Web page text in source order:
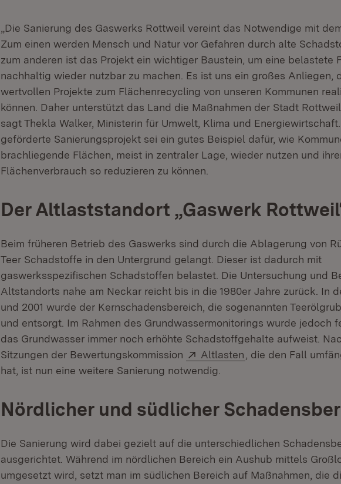
„Die Sanierung des Gaswerks Rottweil vereint das Notwendige mit
Zum einen werden Mensch und Natur vor Gefahren durch alte
zum anderen ist das Projekt ein wichtiger Baustein, um eine belastete
nachhaltig wieder nutzbar zu machen. Es ist uns ein großes Anliegen,
wertvollen Projekte zum Flächenrecycling von unseren Kommunen
können. Daher unterstützt das Land die Maßnahmen der Stadt Rottweil
sagt Thekla Walker, Ministerin für Umwelt, Klima und
geförderte Sanierungsprojekt sei ein gutes Beispiel dafür, wie
brachliegende Flächen, meist in zentraler Lage, wieder nutzen und
Flächenverbrauch so reduzieren zu können.
Der Altlaststandort „Gaswerk
Beim früheren Betrieb des Gaswerks sind durch die Ablagerung von
Teer Schadstoffe in den Untergrund gelangt. Dieser ist dadurch mit
gaswerksspezifischen Schadstoffen belastet. Die Untersuchung und
Altstandorts nahe am Neckar reicht bis in die 1980er Jahre zurück. In
und 2001 wurde der Kernschadensbereich, die sogenannten
und entsorgt. Im Rahmen des Grundwassermonitorings wurde jedoch
das Grundwasser immer noch erhöhte Schadstoffgehalte aufweist.
Sitzungen der Bewertungskommission
Extern:
Altlasten (Öffnet in neuem
, die den Fall
hat, ist nun eine weitere Sanierung notwendig.
Nördlicher und südlicher
Die Sanierung wird dabei gezielt auf die unterschiedlichen
ausgerichtet. Während im nördlichen Bereich ein Aushub mittels
umgesetzt wird, setzt man im südlichen Bereich auf Maßnahmen, die